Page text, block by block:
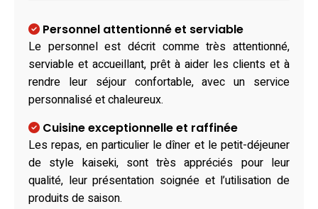
Personnel attentionné et serviable
Le personnel est décrit comme très attentionné,
serviable et accueillant, prêt à aider les clients et à
rendre leur séjour confortable, avec un service
personnalisé et chaleureux.
Cuisine exceptionnelle et raffinée
Les repas, en particulier le dîner et le petit-déjeuner
de style kaiseki, sont très appréciés pour leur
qualité, leur présentation soignée et l’utilisation de
produits de saison.